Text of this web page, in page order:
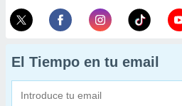
El Tiempo en tu email